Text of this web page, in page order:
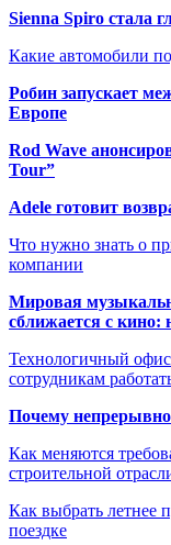
Sienna Spiro стала
Какие автомобили
Робин запускает
Европе
Rod Wave
Tour”
Adele готовит
Что нужно знать о
компании
Мировая
сближается с кино:
Технологичный
сотрудникам
Почему
Как меняются
строительной
Как выбрать летнее
поездке